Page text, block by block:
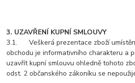
3. UZAVŘENÍ KUPNÍ SMLOUVY
3.1. Veškerá prezentace zboží
obchodu je informativního charakteru a
uzavřít kupní smlouvu ohledně tohoto
odst. 2 občanského zákoníku se